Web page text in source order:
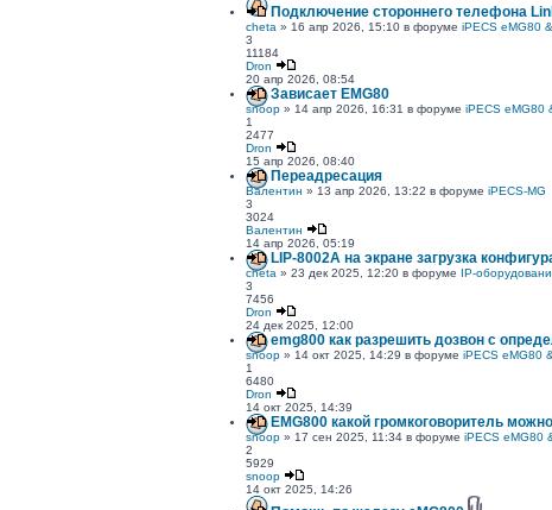
Подключение стороннего телефона
cheta » 16 апр 2026, 15:10 в форуме iPECS eMG80
3
11184
Dron
20 апр 2026, 08:54
Зависает EMG80
snoop » 14 апр 2026, 16:31 в форуме iPECS eMG80
1
2477
Dron
15 апр 2026, 08:40
Переадресация
Валентин » 13 апр 2026, 13:22 в форуме iPECS-MG
3
3024
Валентин
14 апр 2026, 05:19
LIP-8002A на экране загрузка
cheta » 23 дек 2025, 12:20 в форуме IP-
3
7456
Dron
24 дек 2025, 12:00
emg800 как разрешить дозвон с
snoop » 14 окт 2025, 14:29 в форуме iPECS eMG80
1
6480
Dron
14 окт 2025, 14:39
EMG800 какой громкоговоритель
snoop » 17 сен 2025, 11:34 в форуме iPECS eMG80
2
5929
snoop
14 окт 2025, 14:26